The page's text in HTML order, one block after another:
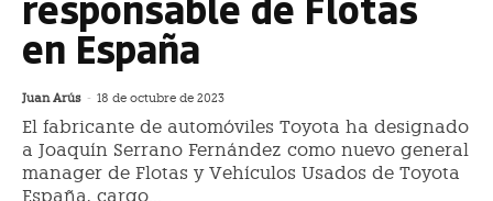
en España
Juan Arús - 18 de octubre de 2023
El fabricante de automóviles Toyota ha designado
a Joaquín Serrano Fernández como nuevo general
manager de Flotas y Vehículos Usados de Toyota
España, cargo...